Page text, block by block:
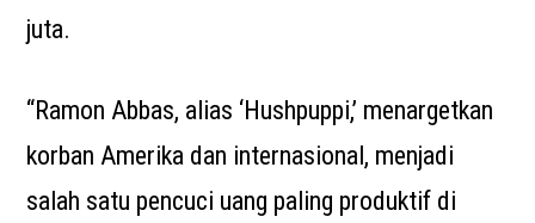
juta.
“Ramon Abbas, alias ‘Hushpuppi,’ menargetkan
korban Amerika dan internasional, menjadi
salah satu pencuci uang paling produktif di